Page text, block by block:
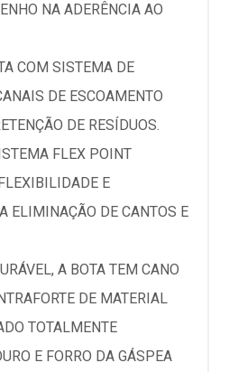
NA ADERÊNCIA AO
COM SISTEMA DE
DE ESCOAMENTO
DE RESÍDUOS.
FLEX POINT
E
ELIMINAÇÃO DE CANTOS E
A BOTA TEM CANO
DE MATERIAL
TOTALMENTE
E FORRO DA GÁSPEA